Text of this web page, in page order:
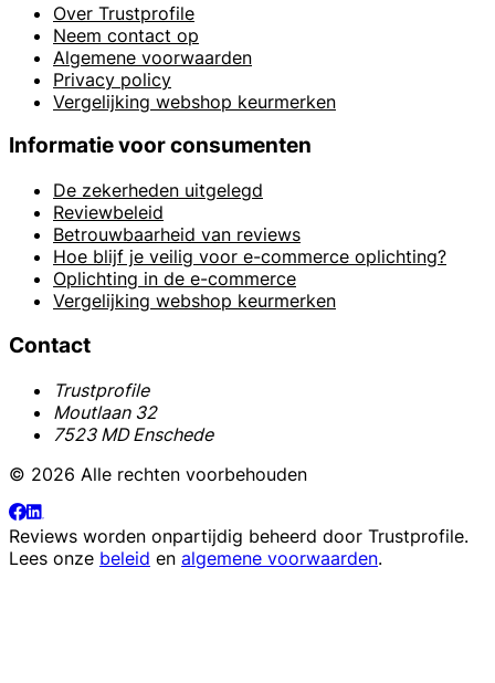
Over Trustprofile
Neem contact op
Algemene voorwaarden
Privacy policy
Vergelijking webshop keurmerken
Informatie voor consumenten
De zekerheden uitgelegd
Reviewbeleid
Betrouwbaarheid van reviews
Hoe blijf je veilig voor e-commerce oplichting?
Oplichting in de e-commerce
Vergelijking webshop keurmerken
Contact
Trustprofile
Moutlaan 32
7523 MD Enschede
© 2026 Alle rechten voorbehouden
Reviews worden onpartijdig beheerd door Trustprofile.
Lees onze beleid en algemene voorwaarden.